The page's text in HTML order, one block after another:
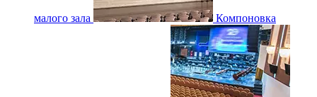
малого зала Компоновка